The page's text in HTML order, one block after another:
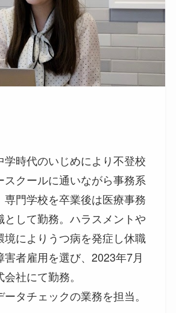
学時代のいじめにより不登校
スクールに通いながら事務系
専門学校を卒業後は医療事務
として勤務。ハラスメントや
境によりうつ病を発症し休職
害者雇用を選び、2023年7月
社にて勤務。
タチェックの業務を担当。